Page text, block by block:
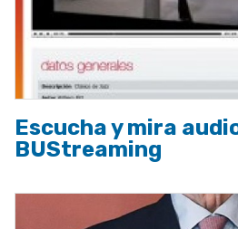
Escucha y mira
BUStreaming